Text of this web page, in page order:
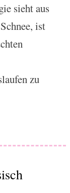
sieht aus
ist
zu